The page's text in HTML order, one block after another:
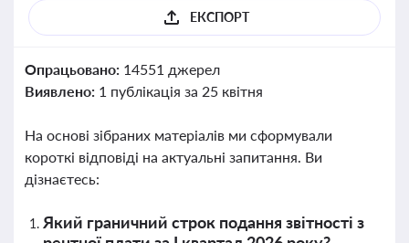
ЕКСПОРТ
Опрацьовано: 14551 джерел
Виявлено: 1 публікація за 25 квітня
На основі зібраних матеріалів ми сформували
короткі відповіді на актуальні запитання. Ви
дізнаєтесь:
Який граничний строк подання звітності з